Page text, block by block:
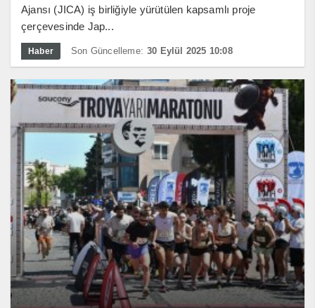
Ajansı (JICA) iş birliğiyle yürütülen kapsamlı proje
çerçevesinde Jap...
Haber Son Güncelleme: 30 Eylül 2025 10:08